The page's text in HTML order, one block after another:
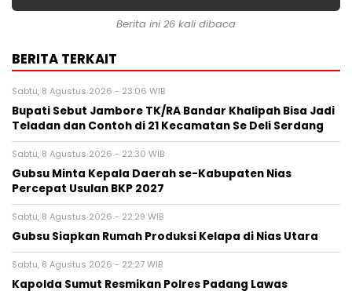
Berita ini 26 kali dibaca
BERITA TERKAIT
Sabtu, 8 Agustus 2026 - 23:06 WIB
Bupati Sebut Jambore TK/RA Bandar Khalipah Bisa Jadi
Teladan dan Contoh di 21 Kecamatan Se Deli Serdang
Sabtu, 8 Agustus 2026 - 22:30 WIB
Gubsu Minta Kepala Daerah se-Kabupaten Nias
Percepat Usulan BKP 2027
Sabtu, 8 Agustus 2026 - 22:29 WIB
Gubsu Siapkan Rumah Produksi Kelapa di Nias Utara
Sabtu, 8 Agustus 2026 - 22:27 WIB
Kapolda Sumut Resmikan Polres Padang Lawas